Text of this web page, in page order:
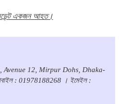
একজন আহত।
Avenue 12, Mirpur Dohs, Dhaka-
: 01978188268 । ইমেইল :